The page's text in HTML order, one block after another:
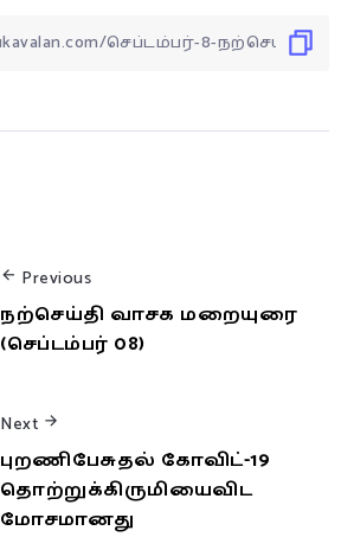
Previous
நற்செய்தி வாசக மறையுரை
(செப்டம்பர் 08)
Next
புறணிபேசுதல் கோவிட்-19
தொற்றுக்கிருமியைவிட
மோசமானது